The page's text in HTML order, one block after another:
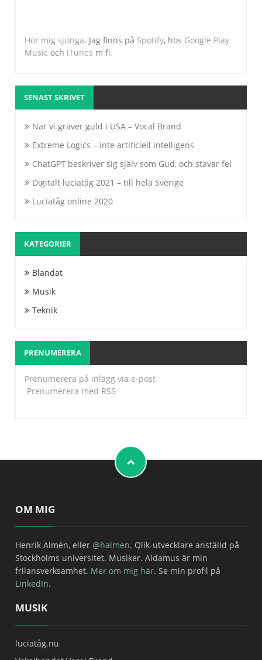
Hör mig sjunga. Jag finns på Spotify, hos Google Play
Music och iTunes m fl.
SENAST SKRIVET
När vi gräver guld i USA – Vocal Brand
Extreme Logics – inte artificiell intelligens
ChatGPT beskriver sig själv som Gud, och stavar fel
Digitalt luciatåg 2021 – till hela Sverige
Luciatåg online 2020
KATEGORIER
Blandat
Musik
Teknik
PRENUMERERA
Prenumerera på inlägg via e-post
Prenumerera med RSS
OM MIG
Henrik Almén, eller @halmen. Qlik-utvecklare anställd på
Stockholms universitet. Musiker. Aldamus är min
frilansverksamhet. Mer om mig här. Se min profil på
LinkedIn.
MUSIK
luciatåg.nu